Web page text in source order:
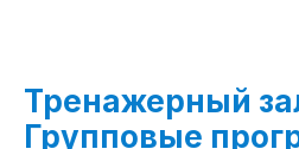
Тренажерный
Групповые